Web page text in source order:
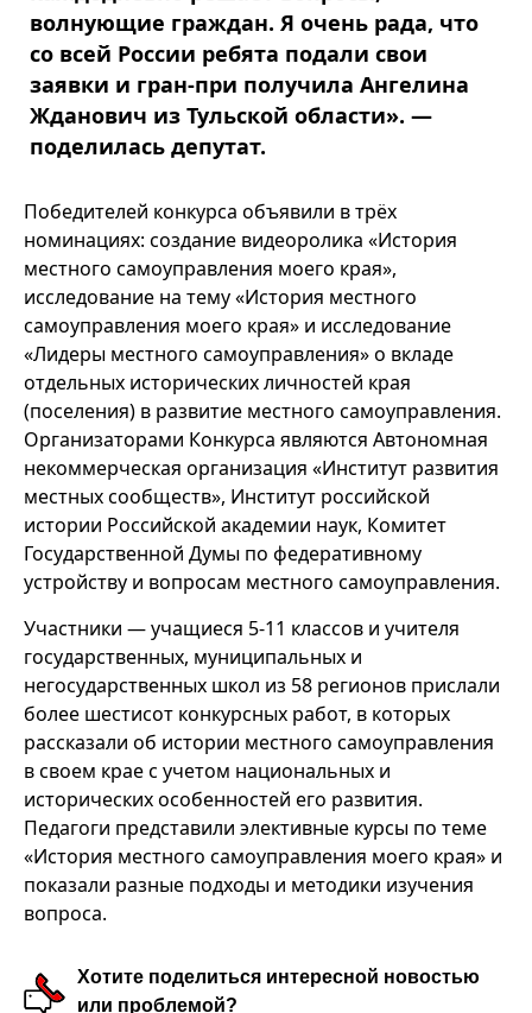
волнующие граждан. Я очень рада, что
со всей России ребята подали свои
заявки и гран-при получила Ангелина
Жданович из Тульской области». —
поделилась депутат.
Победителей конкурса объявили в трёх
номинациях: создание видеоролика «История
местного самоуправления моего края»,
исследование на тему «История местного
самоуправления моего края» и исследование
«Лидеры местного самоуправления» о вкладе
отдельных исторических личностей края
(поселения) в развитие местного самоуправления.
Организаторами Конкурса являются Автономная
некоммерческая организация «Институт развития
местных сообществ», Институт российской
истории Российской академии наук, Комитет
Государственной Думы по федеративному
устройству и вопросам местного самоуправления.
Участники — учащиеся 5-11 классов и учителя
государственных, муниципальных и
негосударственных школ из 58 регионов прислали
более шестисот конкурсных работ, в которых
рассказали об истории местного самоуправления
в своем крае с учетом национальных и
исторических особенностей его развития.
Педагоги представили элективные курсы по теме
«История местного самоуправления моего края» и
показали разные подходы и методики изучения
вопроса.
Хотите поделиться интересной новостью
или проблемой?